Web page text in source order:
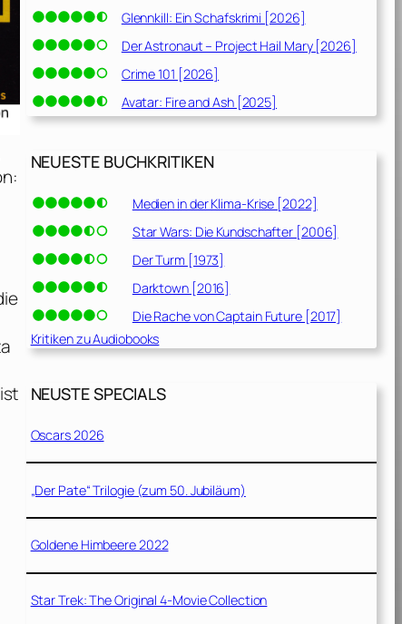
Glennkill: Ein Schafskrimi [2026]
Der Astronaut – Project Hail Mary [2026]
Crime 101 [2026]
Avatar: Fire and Ash [2025]
NEUESTE BUCHKRITIKEN
Medien in der Klima-Krise [2022]
Star Wars: Die Kundschafter [2006]
Der Turm [1973]
Darktown [2016]
Die Rache von Captain Future [2017]
Kritiken zu Audiobooks
NEUSTE SPECIALS
Oscars 2026
„Der Pate“ Trilogie (zum 50. Jubiläum)
Goldene Himbeere 2022
Star Trek: The Original 4-Movie Collection